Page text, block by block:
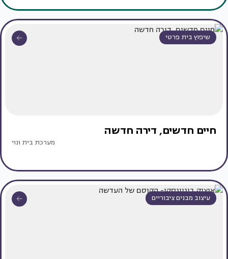
שיפוץ בית פרטי
חיים חדשים, דירה חדשה
מערכת בית ונוי
עיצוב מבנים ציבוריים